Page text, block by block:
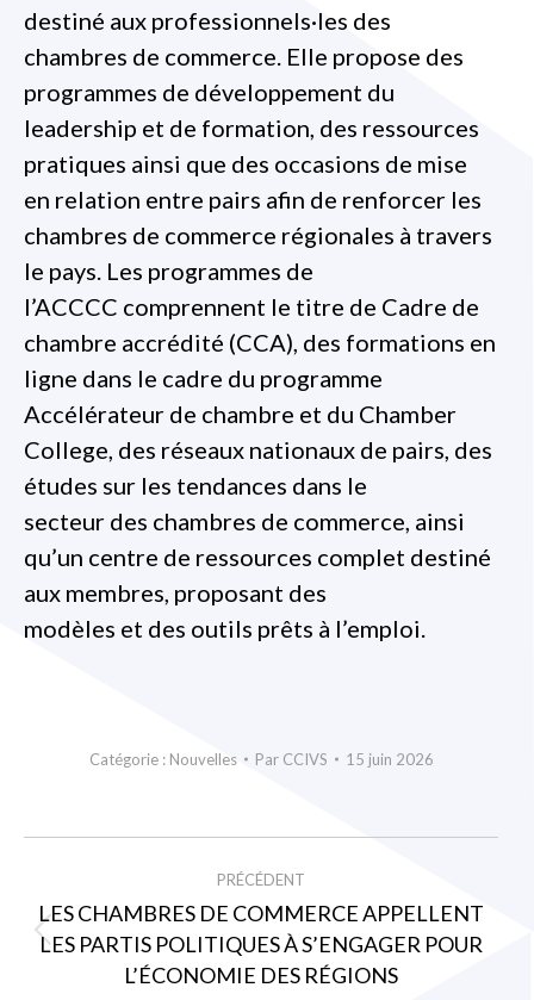
destiné aux professionnels·les des
chambres de commerce. Elle propose des
programmes de développement du
leadership et de formation, des ressources
pratiques ainsi que des occasions de mise
en relation entre pairs afin de renforcer les
chambres de commerce régionales à travers
le pays. Les programmes de
l’ACCCC comprennent le titre de Cadre de
chambre accrédité (CCA), des formations en
ligne dans le cadre du programme
Accélérateur de chambre et du Chamber
College, des réseaux nationaux de pairs, des
études sur les tendances dans le
secteur des chambres de commerce, ainsi
qu’un centre de ressources complet destiné
aux membres, proposant des
modèles et des outils prêts à l’emploi.
Catégorie : Nouvelles Par CCIVS 15 juin 2026
PRÉCÉDENT
Article
précédent
LES CHAMBRES DE COMMERCE APPELLENT
LES PARTIS POLITIQUES À S’ENGAGER POUR
L’ÉCONOMIE DES RÉGIONS